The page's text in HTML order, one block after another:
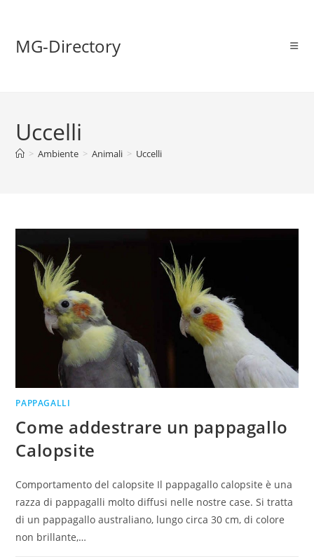
MG-Directory
Uccelli
> Ambiente > Animali > Uccelli
PAPPAGALLI
Come addestrare un pappagallo
Calopsite
Comportamento del calopsite Il pappagallo calopsite è una
razza di pappagalli molto diffusi nelle nostre case. Si tratta
di un pappagallo australiano, lungo circa 30 cm, di colore
non brillante,…